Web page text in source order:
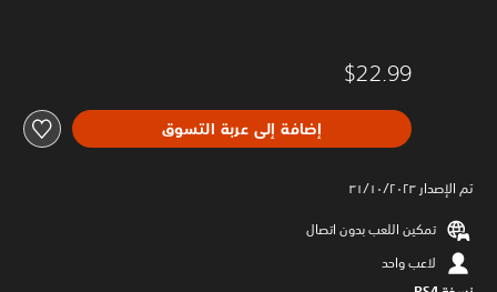
$22.99
إضافة إلى عربة التسوق
تم الإصدار ٣١/١٠/٢٠٢٣
تمكين اللعب بدون اتصال
لاعب واحد